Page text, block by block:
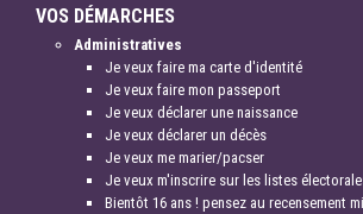
VOS DÉMARCHES
Administratives
Je veux faire ma carte d'identité
Je veux faire mon passeport
Je veux déclarer une naissance
Je veux déclarer un décès
Je veux me marier/pacser
Je veux m'inscrire sur les listes
Bientôt 16 ans ! pensez au recensement